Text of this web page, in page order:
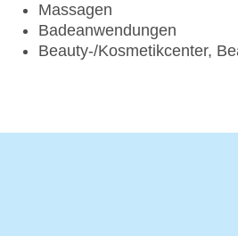
Massagen
Badeanwendungen
Beauty-/Kosmetikcenter,